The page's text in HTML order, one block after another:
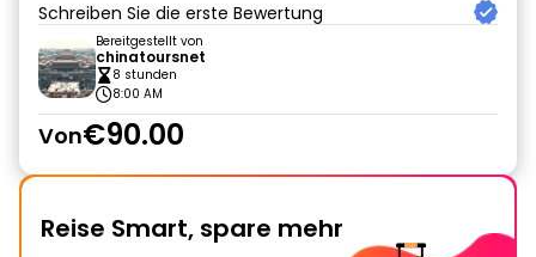
Schreiben Sie die erste Bewertung
Bereitgestellt von
chinatoursnet
8 stunden
8:00 AM
Von€90.00
Reise Smart, spare mehr